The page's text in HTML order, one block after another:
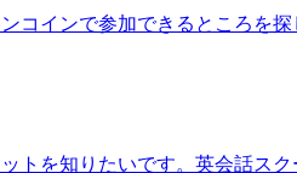
コインで参加できるところを
トを知りたいです。英会話ス